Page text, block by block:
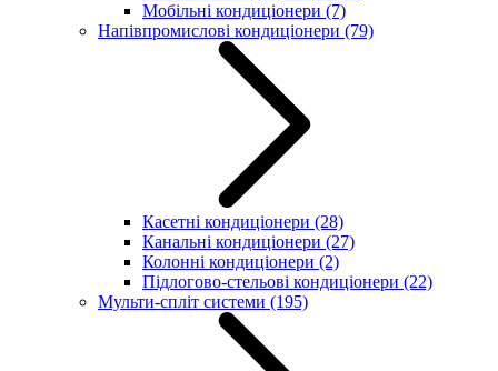
Мобільні кондиціонери (7)
Напівпромислові кондиціонери (79)
Касетні кондиціонери (28)
Канальні кондиціонери (27)
Колонні кондиціонери (2)
Підлогово-стельові кондиціонери (22)
Мульти-спліт системи (195)